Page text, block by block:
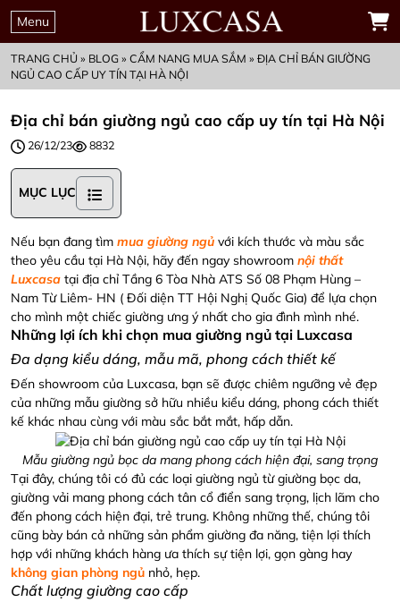
Menu
TRANG CHỦ » BLOG» CẨM NANG MUA SẮM » ĐỊA CHỈ BÁN GIƯỜNG
NGỦ CAO CẤP UY TÍN TẠI HÀ NỘI
Địa chỉ bán giường ngủ cao cấp uy tín tại Hà Nội
26/12/23 8832
MỤC LỤC
Nếu bạn đang tìm mua giường ngủ với kích thước và màu sắc
theo yêu cầu tại Hà Nội, hãy đến ngay showroom nội thất
Luxcasa tại địa chỉ Tầng 6 Tòa Nhà ATS Số 08 Phạm Hùng –
Nam Từ Liêm- HN ( Đối diện TT Hội Nghị Quốc Gia) để lựa chọn
cho mình một chiếc giường ưng ý nhất cho gia đình mình nhé.
Những lợi ích khi chọn mua giường ngủ tại Luxcasa
Đa dạng kiểu dáng, mẫu mã, phong cách thiết kế
Đến showroom của Luxcasa, bạn sẽ được chiêm ngưỡng vẻ đẹp
của những mẫu giường sở hữu nhiều kiểu dáng, phong cách thiết
kế khác nhau cùng với màu sắc bắt mắt, hấp dẫn.
Mẫu giường ngủ bọc da mang phong cách hiện đại, sang trọng
Tại đây, chúng tôi có đủ các loại giường ngủ từ giường bọc da,
giường vải mang phong cách tân cổ điển sang trọng, lịch lãm cho
đến phong cách hiện đại, trẻ trung. Không những thế, chúng tôi
cũng bày bán cả những sản phẩm giường đa năng, tiện lợi thích
hợp với những khách hàng ưa thích sự tiện lợi, gọn gàng hay
không gian phòng ngủ nhỏ, hẹp.
Chất lượng giường cao cấp